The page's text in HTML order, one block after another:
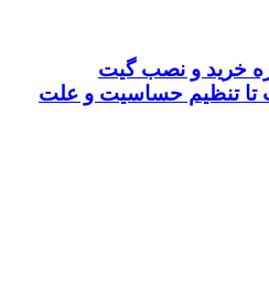
خرید و نصب گیت
تا تنظیم حساسیت و علت